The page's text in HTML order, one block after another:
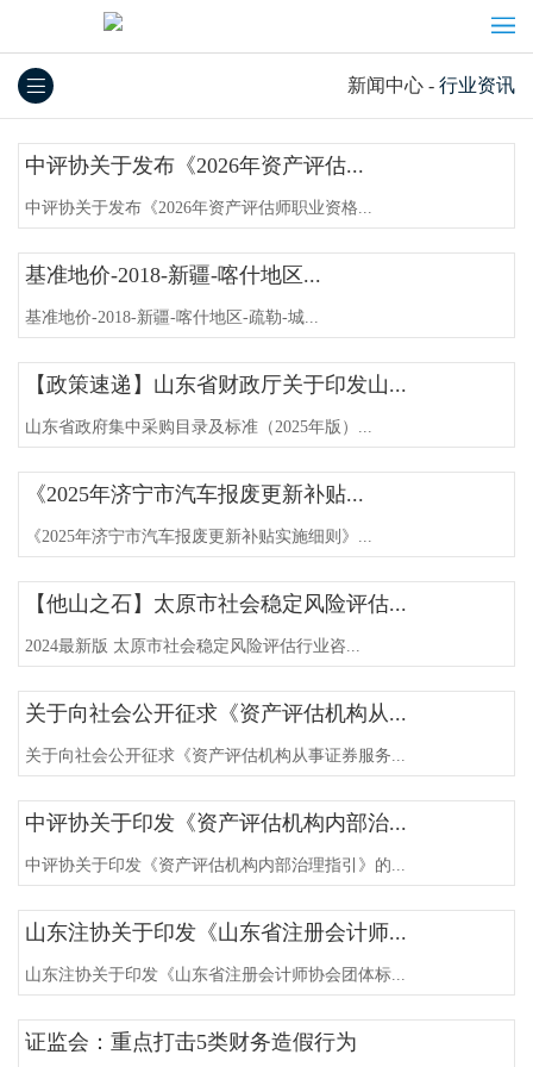
新闻中心 - 行业资讯
中评协关于发布《2026年资产评估...
中评协关于发布《2026年资产评估师职业资格...
基准地价-2018-新疆-喀什地区...
基准地价-2018-新疆-喀什地区-疏勒-城...
【政策速递】山东省财政厅关于印发山...
山东省政府集中采购目录及标准（2025年版）...
《2025年济宁市汽车报废更新补贴...
《2025年济宁市汽车报废更新补贴实施细则》...
【他山之石】太原市社会稳定风险评估...
2024最新版 太原市社会稳定风险评估行业咨...
关于向社会公开征求《资产评估机构从...
关于向社会公开征求《资产评估机构从事证券服务...
中评协关于印发《资产评估机构内部治...
中评协关于印发《资产评估机构内部治理指引》的...
山东注协关于印发《山东省注册会计师...
山东注协关于印发《山东省注册会计师协会团体标...
证监会：重点打击5类财务造假行为